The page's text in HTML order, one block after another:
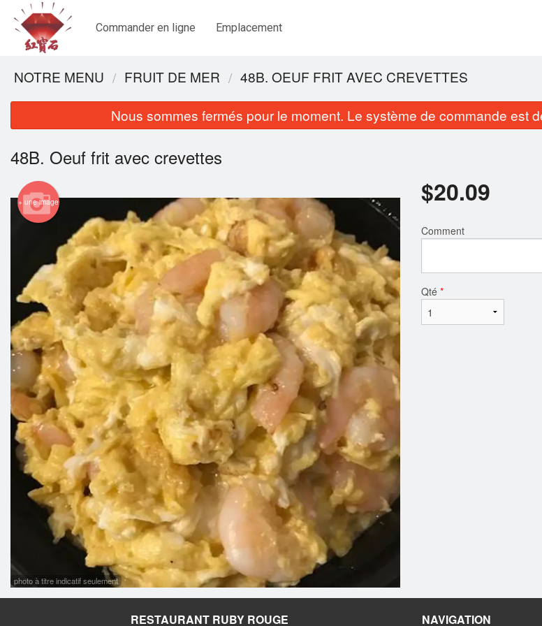
Commander en ligne Emplacement
16. Steamed BBQ Buns (3 pcs) 蒸叉燒包
$8.43
8.
NOTRE MENU FRUIT DE MER 48B. OEUF FRIT AVEC CREVETTES
Nous sommes fermés pour le moment. Le système de commande est
48B. Oeuf frit avec crevettes
+ une image
photo à titre indicatif seulement
$20.09
Comment
Qté *
RESTAURANT RUBY ROUGE NAVIGATION